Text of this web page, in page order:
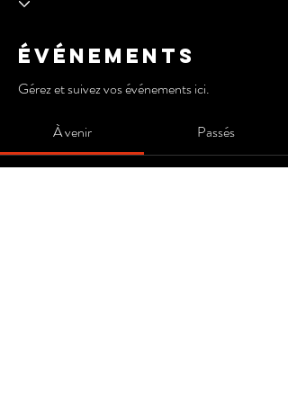
Événements
Gérez et suivez vos événements ici.
À venir Passés